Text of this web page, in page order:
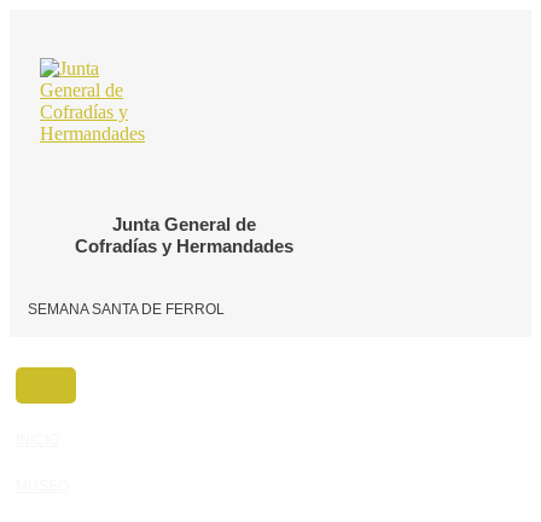
contenido
Junta General de
Cofradías y Hermandades
SEMANA SANTA DE FERROL